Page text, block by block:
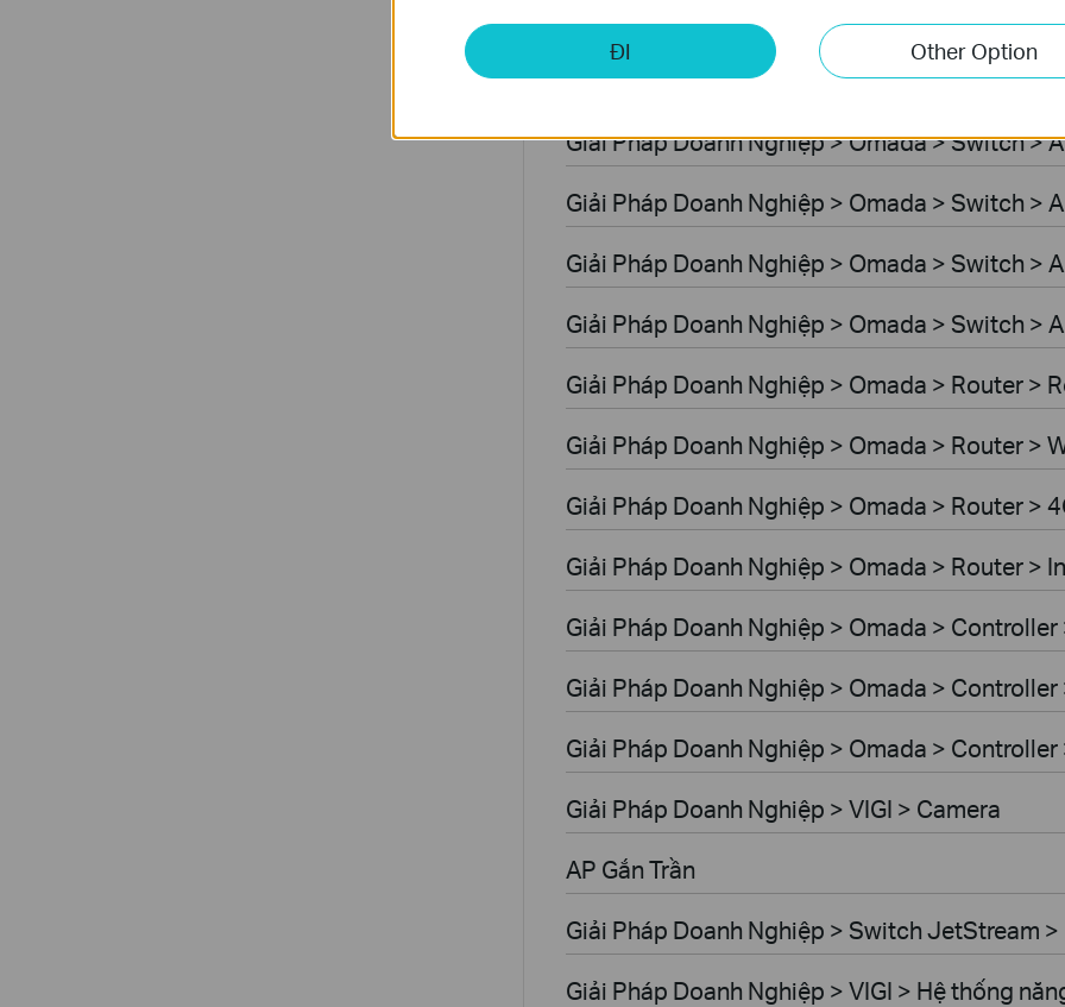
Giải Pháp Doanh Nghiệp > Omada > WiFi >
Giải Pháp Doanh Nghiệp > Omada > Switch >
Giải Pháp Doanh Nghiệp > Omada > Switch >
Giải Pháp Doanh Nghiệp > Omada > Switch >
Giải Pháp Doanh Nghiệp > Omada > Switch >
Giải Pháp Doanh Nghiệp > Omada > Switch >
Giải Pháp Doanh Nghiệp > Omada > Router >
Giải Pháp Doanh Nghiệp > Omada > Router >
Giải Pháp Doanh Nghiệp > Omada > Router >
Giải Pháp Doanh Nghiệp > Omada > Router >
Giải Pháp Doanh Nghiệp > Omada >
Giải Pháp Doanh Nghiệp > Omada > Controller
Giải Pháp Doanh Nghiệp > Omada > Controller
Giải Pháp Doanh Nghiệp > VIGI > Camera
AP Gắn Trần
Giải Pháp Doanh Nghiệp > Switch JetStream
Giải Pháp Doanh Nghiệp > VIGI > Hệ thống
ĐI Other Option